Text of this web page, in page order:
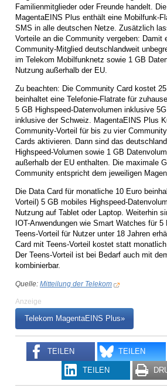
Familienmitglieder oder Freunde handelt.
MagentaEINS Plus enthält eine Mobilfunk-
SMS in alle deutschen Netze. Zusätzlich
Vorteile an die Community vergeben: Damit
Community-Mitglied deutschlandweit
im Telekom Mobilfunknetz sowie 1 GB
Nutzung außerhalb der EU.
Zu beachten: Die Community Card kostet
beinhaltet eine Telefonie-Flatrate für
5 GB Highspeed-Datenvolumen inklusive
inklusive der Schweiz. MagentaEINS Plus
Community-Vorteil für bis zu vier
Cards aktivieren. Dann sind das
Highspeed-Volumen sowie 1 GB
außerhalb der EU enthalten. Die maximale
Community entspricht dem jeweiligen
Die Data Card für monatliche 10 Euro
Vorteil) 5 GB mobiles Highspeed-
Nutzung auf Tablet oder Laptop. Weiterhin
IOT-Anwendungen wie Smart Watches für
Teens-Vorteil für Nutzer unter 18 Jahren
Card mit Teens-Vorteil kostet statt
Der Teens-Vorteil ist bei Bedarf auch mit
kombinierbar.
Quelle: Mitteilung der Telekom
Anzeige
Telekom MagentaEINS Plus»
TEILEN TEILEN
TEILEN